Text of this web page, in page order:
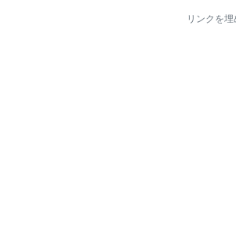
リンクを